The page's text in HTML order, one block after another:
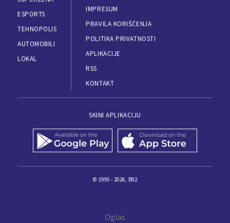
ESPORTS
TEHNOPOLIS
AUTOMOBILI
LOKAL
IMPRESUM
PRAVILA KORIŠĆENJA
POLITIKA PRIVATNOSTI
APLIKACIJE
RSS
KONTAKT
SKINI APLIKACIJU
© 1995 - 2026, B92